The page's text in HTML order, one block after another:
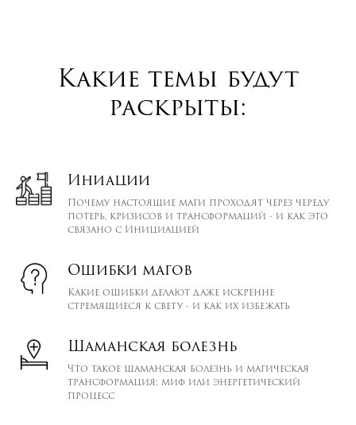
Какие темы будут
раскрыты:
Иниации
Почему настоящие маги проходят через череду
потерь, кризисов и трансформаций - и как это
связано с Инициацией
Ошибки магов
Какие ошибки делают даже искренне
стремящиеся к свету - и как их избежать
Шаманская болезнь
Что такое шаманская болезнь и магическая
трансформация: миф или энергетический
процесс